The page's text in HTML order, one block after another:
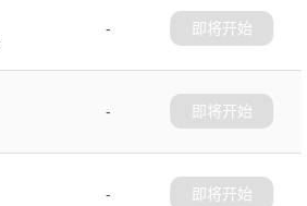
-
即将开始
-
即将开始
-
即将开始